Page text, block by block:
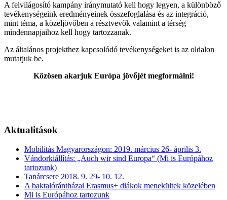
A felvilágosító kampány iránymutató kell hogy legyen, a különböző
tevékenységeink eredményeinek összefoglalása és az integráció,
mint téma, a közeljövőben a résztvevők valamint a térség
mindennapjaihoz kell hogy tartozzanak.
Az általános projekthez kapcsolódó tevékenységeket is az oldalon
mutatjuk be.
Közösen akarjuk Európa jövőjét megformálni!
Aktualitások
Mobilitás Magyarországon: 2019. március 26- április 3.
Vándorkiállítás: „Auch wir sind Europa“ (Mi is Európához
tartozunk)
Tanárcsere 2018. 9. 29- 10. 12.
A baktalórántházai Erasmus+ diákok menekültek közelében
Mi is Európához tartozunk